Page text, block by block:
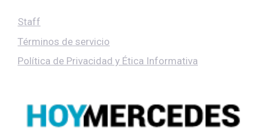
Staff
Términos de servicio
Política de Privacidad y Ética Informativa